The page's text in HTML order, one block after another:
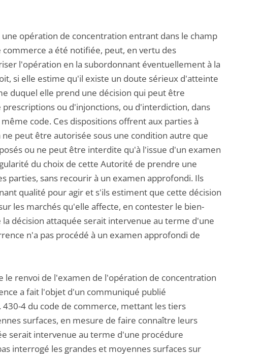
opération de concentration entrant dans le champ
commerce a été notifiée, peut, en vertu des
l'opération en la subordonnant éventuellement à la
si elle estime qu'il existe un doute sérieux d'atteinte
duquel elle prend une décision qui peut être
ou d'injonctions, ou d'interdiction, dans
code. Ces dispositions offrent aux parties à
peut être autorisée sous une condition autre que
ou ne peut être interdite qu'à l'issue d'un examen
du choix de cette Autorité de prendre une
parties, sans recourir à un examen approfondi. Ils
qualité pour agir et s'ils estiment que cette décision
les marchés qu'elle affecte, en contester le bien-
décision attaquée serait intervenue au terme d'une
n'a pas procédé à un examen approfondi de
le renvoi de l'examen de l'opération de concentration
a fait l'objet d'un communiqué publié
4 du code de commerce, mettant les tiers
surfaces, en mesure de faire connaître leurs
serait intervenue au terme d'une procédure
interrogé les grandes et moyennes surfaces sur